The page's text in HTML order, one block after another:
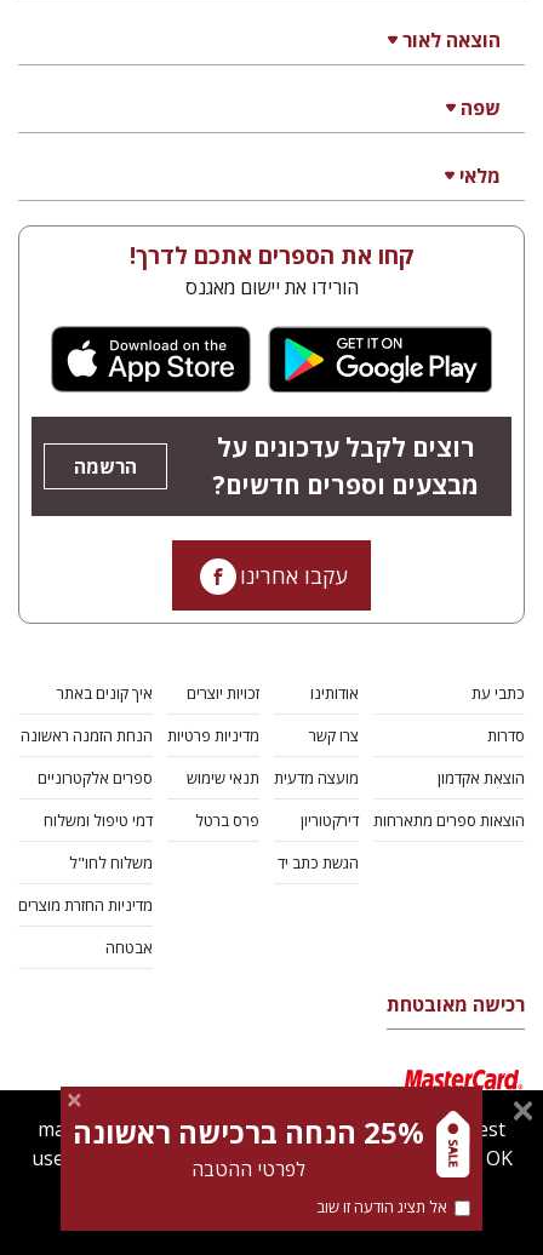
הוצאה לאור
שפה
מלאי
קחו את הספרים אתכם לדרך!
הורידו את יישום מאגנס
רוצים לקבל עדכונים על
מבצעים וספרים חדשים?
הרשמה
עקבו אחרינו
כתבי עת
סדרות
הוצאת אקדמון
הוצאות ספרים מתארחות
אודותינו
צרו קשר
מועצה מדעית
דירקטוריון
הגשת כתב יד
זכויות יוצרים
מדיניות פרטיות
תנאי שימוש
פרס ברטל
איך קונים באתר
הנחת הזמנה ראשונה
ספרים אלקטרוניים
דמי טיפול ומשלוח
משלוח לחו"ל
מדיניות החזרת מוצרים
אבטחה
רכישה מאובטחת
magnespress.co.il uses cookies to give you the best
user experience. Using this website means you're OK
Find out more about ourcookies policy
25% הנחה ברכישה ראשונה
לפרטי ההטבה
אל תציג הודעה זו שוב